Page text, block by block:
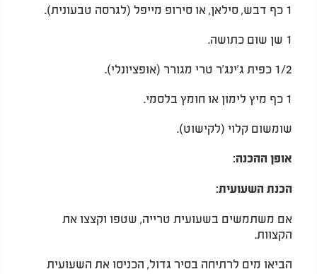
1 כף דבש, סילאן, או סירופ מייפל (לגרסה טבעונית).
1 שן שום כתושה.
1/2 כפית ג'ינג'ר טרי מגורר (אופציונלי).
1 כף מיץ לימון או חומץ בלסמי.
שומשום קלוי (לקישוט).
אופן ההכנה:
הכנת השעועית:
אם משתמשים בשעועית טרייה, שטפו וקצצו את
הקצוות.
הביאו מים לרתיחה בסיר גדול, הכניסו את השעועית